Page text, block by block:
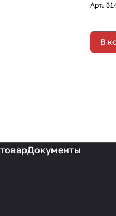
Арт.
В
Документы